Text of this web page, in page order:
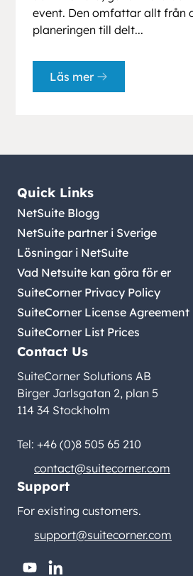
event. Den omfattar allt från
planeringen till delt...
Läs mer
Quick Links
NetSuite Blogg
NetSuite partner i Sverige
Lösningar i NetSuite
Vad Netsuite kan göra för er
SuiteCorner Privacy Policy
SuiteCorner License Agreement
SuiteCorner List Prices
Contact Us
SuiteCorner Solutions AB
Birger Jarlsgatan 2, plan 5
114 34 Stockholm
Tel: +46 (0)8 505 65 210
contact@suitecorner.com
Support
For existing customers.
support@suitecorner.com
youtubelinkedin